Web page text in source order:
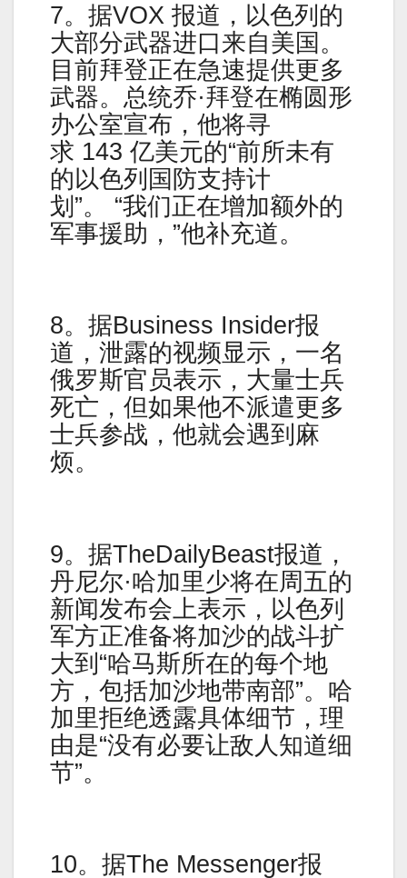
7。据VOX 报道，以色列的
大部分武器进口来自美国。
目前拜登正在急速提供更多
武器。总统乔·拜登在椭圆形
办公室宣布，他将寻
求 143 亿美元的“前所未有
的以色列国防支持计
划”。 “我们正在增加额外的
军事援助，”他补充道。
8。据Business Insider报
道，泄露的视频显示，一名
俄罗斯官员表示，大量士兵
死亡，但如果他不派遣更多
士兵参战，他就会遇到麻
烦。
9。据TheDailyBeast报道，
丹尼尔·哈加里少将在周五的
新闻发布会上表示，以色列
军方正准备将加沙的战斗扩
大到“哈马斯所在的每个地
方，包括加沙地带南部”。哈
加里拒绝透露具体细节，理
由是“没有必要让敌人知道细
节”。
10。据The Messenger报